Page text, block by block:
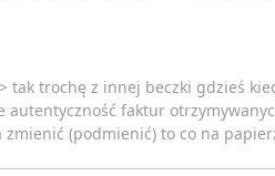
tak trochę z innej beczki gdzieś
faktur
zmienić (podmienić) to co na